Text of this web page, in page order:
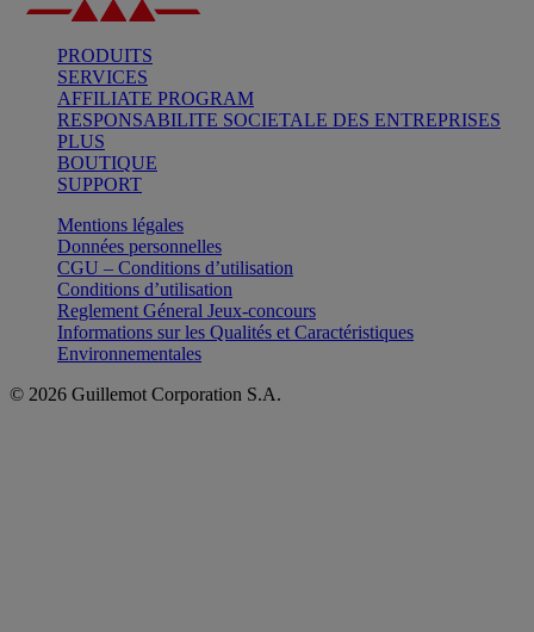
PRODUITS
SERVICES
AFFILIATE PROGRAM
RESPONSABILITE SOCIETALE DES ENTREPRISES
PLUS
BOUTIQUE
SUPPORT
Mentions légales
Données personnelles
CGU – Conditions d’utilisation
Conditions d’utilisation
Reglement Géneral Jeux-concours
Informations sur les Qualités et Caractéristiques
Environnementales
© 2026 Guillemot Corporation S.A.